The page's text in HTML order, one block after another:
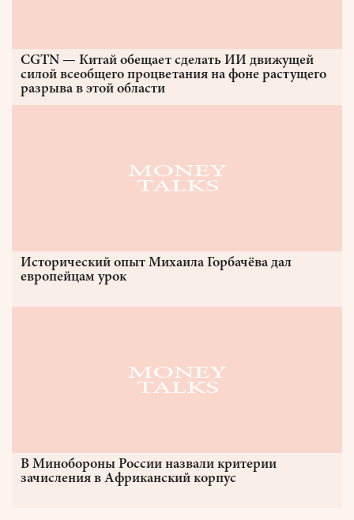
CGTN — Китай обещает сделать ИИ движущей
силой всеобщего процветания на фоне растущего
разрыва в этой области
Исторический опыт Михаила Горбачёва дал
европейцам урок
В Минобороны России назвали критерии
зачисления в Африканский корпус